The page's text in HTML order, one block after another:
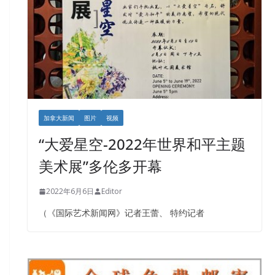
加拿大新闻 图片 视频
“大爱星空-2022年世界和平主题
美术展”多伦多开幕
2022年6月6日 Editor
（《国际艺术新闻网》记者王蕾、 特约记者